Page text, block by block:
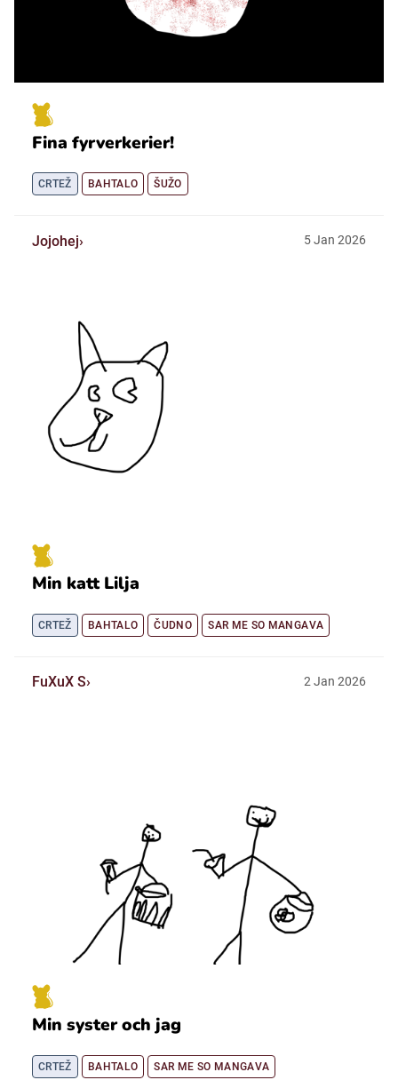
Fina fyrverkerier!
CRTEŽ BAHTALO ŠUŽO
Jojohej 5Jan 2026
Min katt Lilja
CRTEŽ BAHTALO ČUDNO SAR ME SO MANGAVA
FuXuX S 2 Jan 2026
Min syster och jag
CRTEŽ BAHTALO SAR ME SO MANGAVA